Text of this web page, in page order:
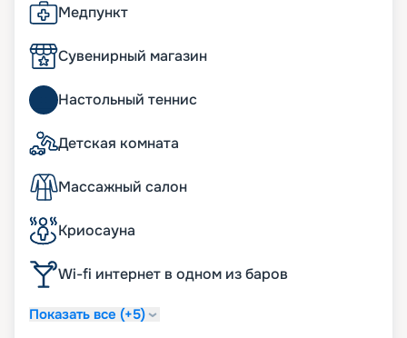
Медпункт
Сувенирный магазин
Настольный теннис
Детская комната
Массажный салон
Криосауна
Wi-fi интернет в одном из баров
Показать все (+5)